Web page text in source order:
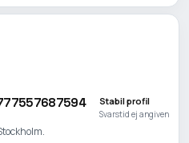
Stabil profil
Svarstid ej angiven